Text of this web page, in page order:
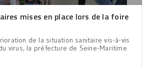
mises en place lors de la foire
de la situation sanitaire vis-à-vis
virus, la préfecture de Seine-Maritime